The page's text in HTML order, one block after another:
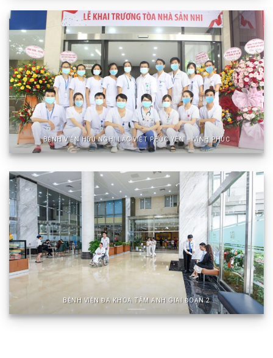
BỆNH VIỆN HỮU NGHỊ LẠC VIỆT PHÚC YÊN – VĨNH PHÚC
BỆNH VIỆN ĐA KHOA TÂM ANH GIAI ĐOẠN 2